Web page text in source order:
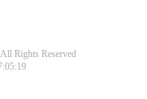
Rights Reserved